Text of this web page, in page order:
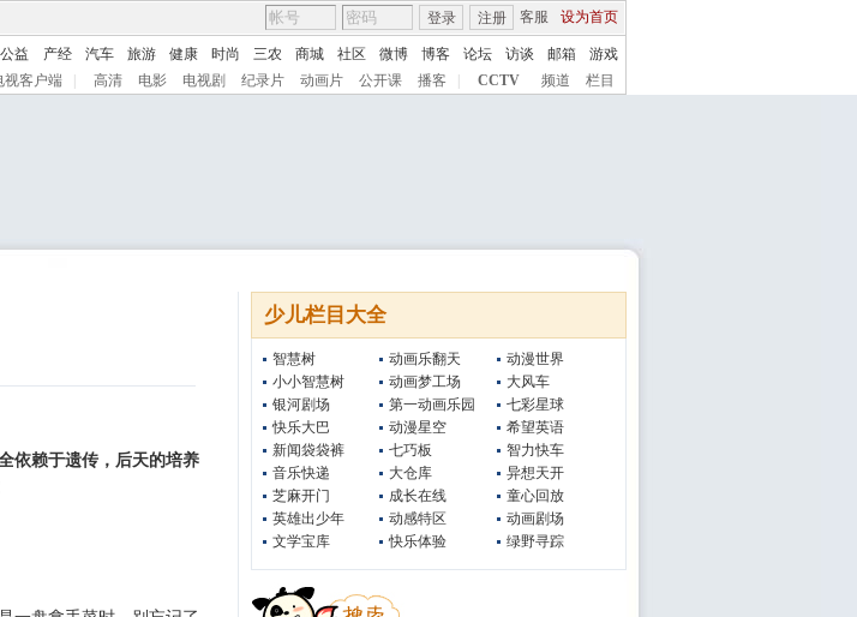
客服 设为首页
登录 注册
公益 产经 汽车 旅游 健康 时尚 三农 商城 社区 微博 博客 论坛 访谈 邮箱
游戏
视客户端 高清 电影 电视剧 纪录片 动画片 公开课 播客 CCTV 频道 栏目
少儿栏目大全
智慧树
小小智慧树
银河剧场
快乐大巴
新闻袋袋裤
音乐快递
芝麻开门
英雄出少年
文学宝库
动画乐翻天
动画梦工场
第一动画乐园
动漫星空
七巧板
大仓库
成长在线
动感特区
快乐体验
动漫世界
大风车
七彩星球
希望英语
智力快车
异想天开
童心回放
动画剧场
绿野寻踪
依赖于遗传，后天的培养